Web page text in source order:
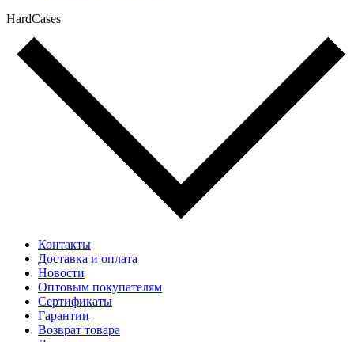
HardCases
Контакты
Доставка и оплата
Новости
Оптовым покупателям
Сертификаты
Гарантии
Возврат товара